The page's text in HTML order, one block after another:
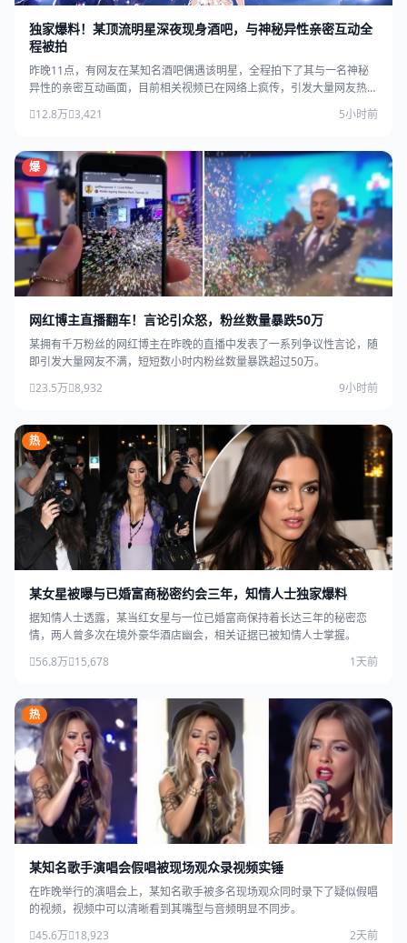
独家爆料！某顶流明星深夜现身酒吧，与神秘异性亲密互动全
程被拍
昨晚11点，有网友在某知名酒吧偶遇该明星，全程拍下了其与一名神秘
异性的亲密互动画面，目前相关视频已在网络上疯传，引发大量网友热
12.8万 3,421 5小时前
爆
网红博主直播翻车！言论引众怒，粉丝数量暴跌50万
某拥有千万粉丝的网红博主在昨晚的直播中发表了一系列争议性言论，随
即引发大量网友不满，短短数小时内粉丝数量暴跌超过50万。
23.5万 8,932 9小时前
热
某女星被曝与已婚富商秘密约会三年，知情人士独家爆料
据知情人士透露，某当红女星与一位已婚富商保持着长达三年的秘密恋
情，两人曾多次在境外豪华酒店幽会，相关证据已被知情人士掌握。
56.8万 15,678 1天前
热
某知名歌手演唱会假唱被现场观众录视频实锤
在昨晚举行的演唱会上，某知名歌手被多名现场观众同时录下了疑似假唱
的视频，视频中可以清晰看到其嘴型与音频明显不同步。
45.6万 18,923 2天前